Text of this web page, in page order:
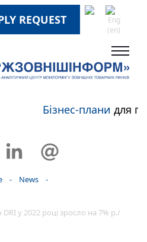
REQUEST
Бізнес-планидля
- News -
у 2022 році зросло на 7% р./